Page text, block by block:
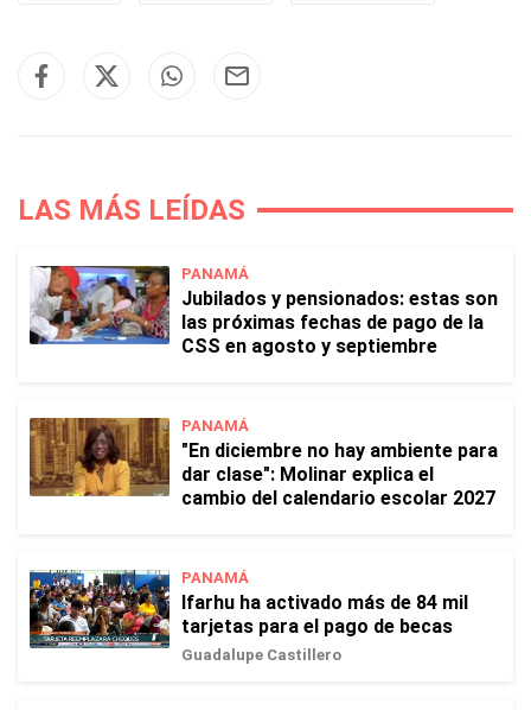
LAS MÁS LEÍDAS
PANAMÁ
Jubilados y pensionados: estas son
las próximas fechas de pago de la
CSS en agosto y septiembre
PANAMÁ
"En diciembre no hay ambiente para
dar clase": Molinar explica el
cambio del calendario escolar 2027
PANAMÁ
Ifarhu ha activado más de 84 mil
tarjetas para el pago de becas
Guadalupe Castillero